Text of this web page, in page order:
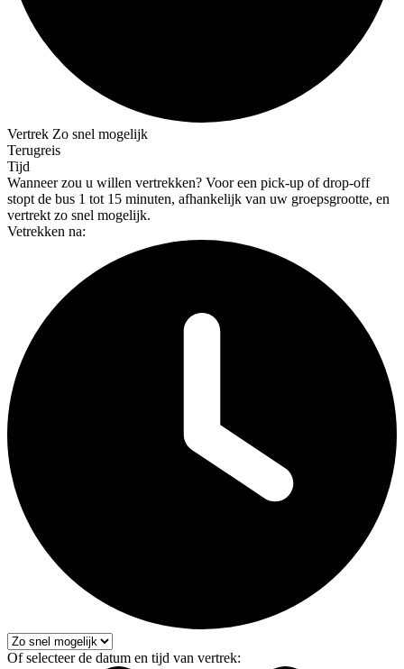
Vertrek Zo snel mogelijk
Terugreis
Tijd
Wanneer zou u willen vertrekken? Voor een pick-up of drop-off
stopt de bus 1 tot 15 minuten, afhankelijk van uw groepsgrootte, en
vertrekt zo snel mogelijk.
Vetrekken na:
Of selecteer de datum en tijd van vertrek: